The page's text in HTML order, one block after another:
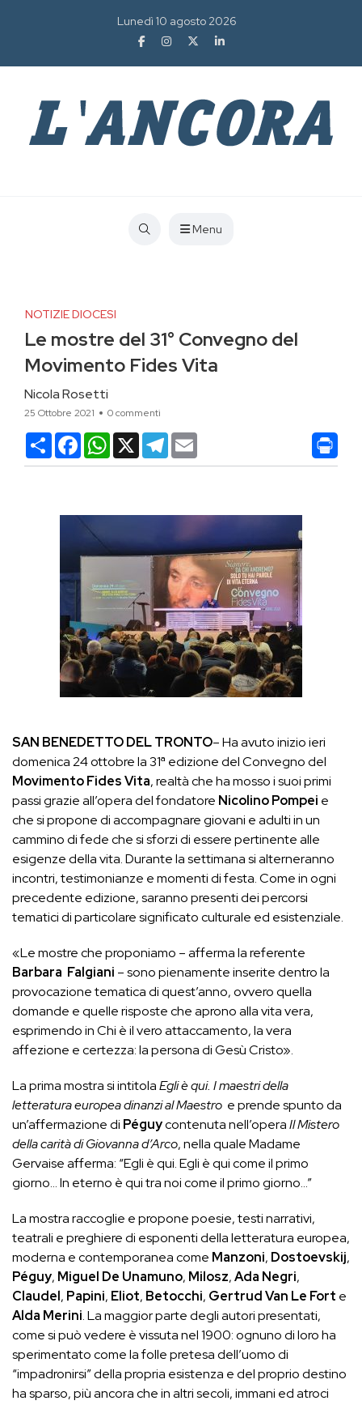
Lunedì 10 agosto 2026
Menu
NOTIZIE DIOCESI
Le mostre del 31° Convegno del
Movimento Fides Vita
Nicola Rosetti
25 Ottobre 2021 0 commenti
CondividiFacebookWhatsApp
X Telegram
SAN BENEDETTO DEL TRONTO– Ha avuto inizio ieri
domenica 24 ottobre la 31ª edizione del Convegno del
Movimento Fides Vita, realtà che ha mosso i suoi primi
passi grazie all’opera del fondatore Nicolino Pompei e
che si propone di accompagnare giovani e adulti in un
cammino di fede che si sforzi di essere pertinente alle
esigenze della vita. Durante la settimana si alterneranno
incontri, testimonianze e momenti di festa. Come in ogni
precedente edizione, saranno presenti dei percorsi
tematici di particolare significato culturale ed esistenziale.
«Le mostre che proponiamo – afferma la referente
Barbara Falgiani – sono pienamente inserite dentro la
provocazione tematica di quest’anno, ovvero quella
domande e quelle risposte che aprono alla vita vera,
esprimendo in Chi è il vero attaccamento, la vera
affezione e certezza: la persona di Gesù Cristo».
La prima mostra si intitolaEgli è qui. I maestri della
letteratura europea dinanzi al Maestro e prende spunto da
un’affermazione di Péguycontenuta nell’operaIl Mistero
della carità di Giovanna d’Arco, nella quale Madame
Gervaise afferma: “Egli è qui. Egli è qui come il primo
giorno… In eterno è qui tra noi come il primo giorno…”
La mostra raccoglie e propone poesie, testi narrativi,
teatrali e preghiere di esponenti della letteratura europea,
moderna e contemporanea come Manzoni, Dostoevskij,
Péguy, Miguel De Unamuno, Milosz,Ada Negri,
Claudel, Papini, Eliot, Betocchi, Gertrud Van Le Fort e
Alda Merini. La maggior parte degli autori presentati,
come si può vedere è vissuta nel 1900: ognuno di loro ha
sperimentato come la folle pretesa dell’uomo di
“impadronirsi” della propria esistenza e del proprio destino
ha sparso, più ancora che in altri secoli, immani ed atroci